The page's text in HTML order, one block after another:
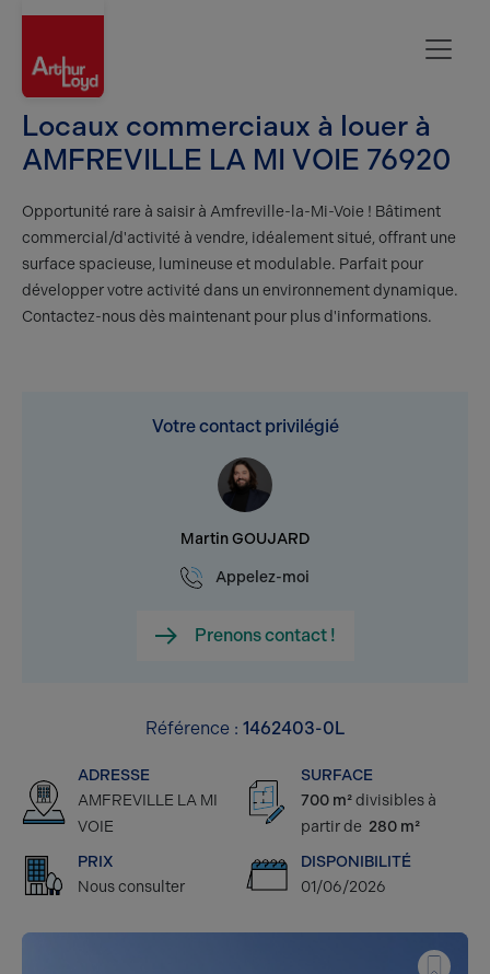
Locaux commerciaux à louer à
AMFREVILLE LA MI VOIE 76920
Opportunité rare à saisir à Amfreville-la-Mi-Voie ! Bâtiment
commercial/d'activité à vendre, idéalement situé, offrant une
surface spacieuse, lumineuse et modulable. Parfait pour
développer votre activité dans un environnement dynamique.
Contactez-nous dès maintenant pour plus d'informations.
Votre contact privilégié
Martin GOUJARD
Appelez-moi
Prenons contact !
Référence : 1462403-0L
ADRESSE
AMFREVILLE LA MI
VOIE
SURFACE
700 m²divisibles à
partir de 280 m²
PRIX
Nous consulter
DISPONIBILITÉ
01/06/2026